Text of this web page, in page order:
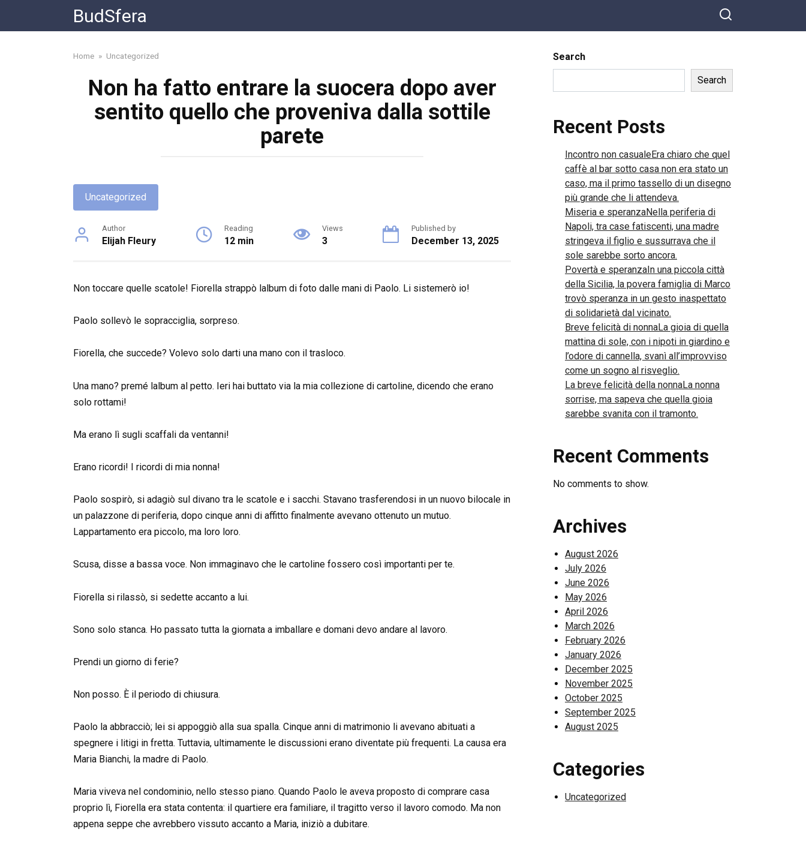
content
BudSfera
Home » Uncategorized
Non ha fatto entrare la suocera dopo aver
sentito quello che proveniva dalla sottile
parete
Uncategorized
Author
Elijah Fleury
Reading
12 min
Views
3
Published by
December 13, 2025
Non toccare quelle scatole! Fiorella strappò lalbum di foto dalle mani di Paolo. Li sistemerò io!
Paolo sollevò le sopracciglia, sorpreso.
Fiorella, che succede? Volevo solo darti una mano con il trasloco.
Una mano? premé lalbum al petto. Ieri hai buttato via la mia collezione di cartoline, dicendo che erano
solo rottami!
Ma erano lì sugli scaffali da ventanni!
Erano ricordi! I ricordi di mia nonna!
Paolo sospirò, si adagiò sul divano tra le scatole e i sacchi. Stavano trasferendosi in un nuovo bilocale in
un palazzone di periferia, dopo cinque anni di affitto finalmente avevano ottenuto un mutuo.
Lappartamento era piccolo, ma loro loro.
Scusa, disse a bassa voce. Non immaginavo che le cartoline fossero così importanti per te.
Fiorella si rilassò, si sedette accanto a lui.
Sono solo stanca. Ho passato tutta la giornata a imballare e domani devo andare al lavoro.
Prendi un giorno di ferie?
Non posso. È il periodo di chiusura.
Paolo la abbracciò; lei si appoggiò alla sua spalla. Cinque anni di matrimonio li avevano abituati a
spegnere i litigi in fretta. Tuttavia, ultimamente le discussioni erano diventate più frequenti. La causa era
Maria Bianchi, la madre di Paolo.
Maria viveva nel condominio, nello stesso piano. Quando Paolo le aveva proposto di comprare casa
proprio lì, Fiorella era stata contenta: il quartiere era familiare, il tragitto verso il lavoro comodo. Ma non
appena seppe che avrebbero vissuto accanto a Maria, iniziò a dubitare.
Search
Search
Recent Posts
Incontro non casualeEra chiaro che quel
caffè al bar sotto casa non era stato un
caso, ma il primo tassello di un disegno
più grande che li attendeva.
Miseria e speranzaNella periferia di
Napoli, tra case fatiscenti, una madre
stringeva il figlio e sussurrava che il
sole sarebbe sorto ancora.
Povertà e speranzaIn una piccola città
della Sicilia, la povera famiglia di Marco
trovò speranza in un gesto inaspettato
di solidarietà dal vicinato.
Breve felicità di nonnaLa gioia di quella
mattina di sole, con i nipoti in giardino e
l’odore di cannella, svanì all’improvviso
come un sogno al risveglio.
La breve felicità della nonnaLa nonna
sorrise, ma sapeva che quella gioia
sarebbe svanita con il tramonto.
Recent Comments
No comments to show.
Archives
August 2026
July 2026
June 2026
May 2026
April 2026
March 2026
February 2026
January 2026
December 2025
November 2025
October 2025
September 2025
August 2025
Categories
Uncategorized